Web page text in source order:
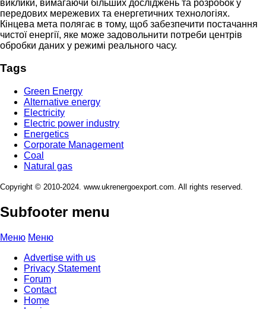
виклики, вимагаючи більших досліджень та розробок у
передових мережевих та енергетичних технологіях.
Кінцева мета полягає в тому, щоб забезпечити постачання
чистої енергії, яке може задовольнити потреби центрів
обробки даних у режимі реального часу.
Tags
Green Energy
Alternative energy
Electricity
Electric power industry
Energetics
Corporate Management
Coal
Natural gas
Copyright © 2010-2024. www.ukrenergoexport.com. All rights reserved.
Subfooter menu
Меню Меню
Advertise with us
Privacy Statement
Forum
Contact
Home